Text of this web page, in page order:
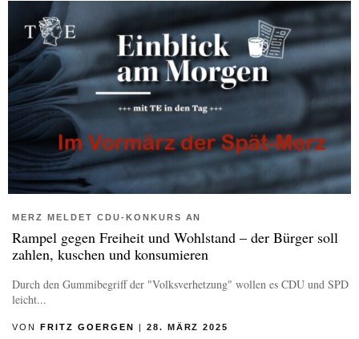
MERZ MELDET CDU-KONKURS AN
Rampel gegen Freiheit und Wohlstand – der Bürger soll
zahlen, kuschen und konsumieren
Durch den Gummibegriff der "Volksverhetzung" wollen es CDU und SPD
leicht...
VON FRITZ GOERGEN | 28. MÄRZ 2025